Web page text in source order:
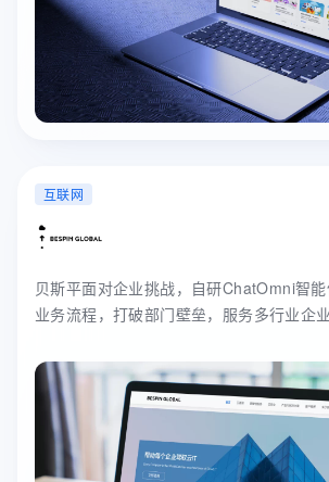
互联网
贝斯平面对企业挑战，自研ChatOmni智
业务流程，打破部门壁垒，服务多行业企业